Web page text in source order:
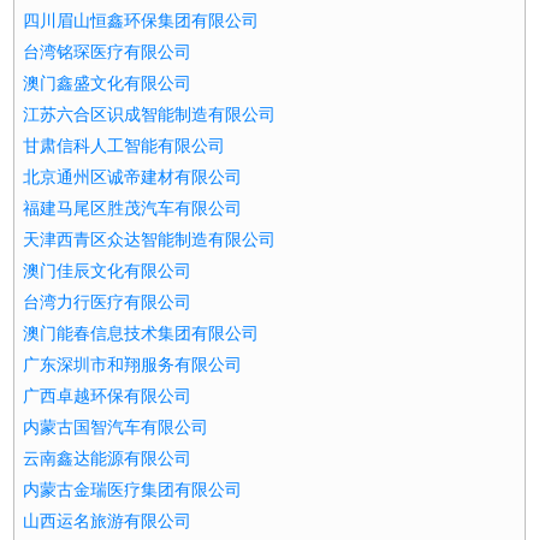
四川眉山恒鑫环保集团有限公司
台湾铭琛医疗有限公司
澳门鑫盛文化有限公司
江苏六合区识成智能制造有限公司
甘肃信科人工智能有限公司
北京通州区诚帝建材有限公司
福建马尾区胜茂汽车有限公司
天津西青区众达智能制造有限公司
澳门佳辰文化有限公司
台湾力行医疗有限公司
澳门能春信息技术集团有限公司
广东深圳市和翔服务有限公司
广西卓越环保有限公司
内蒙古国智汽车有限公司
云南鑫达能源有限公司
内蒙古金瑞医疗集团有限公司
山西运名旅游有限公司